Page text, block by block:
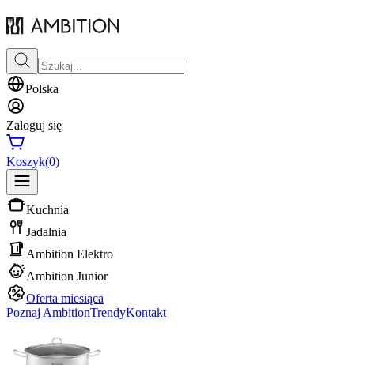
Polska
Zaloguj się
Koszyk(0)
Kuchnia
Jadalnia
Ambition Elektro
Ambition Junior
Oferta miesiąca
Poznaj AmbitionTrendyKontakt